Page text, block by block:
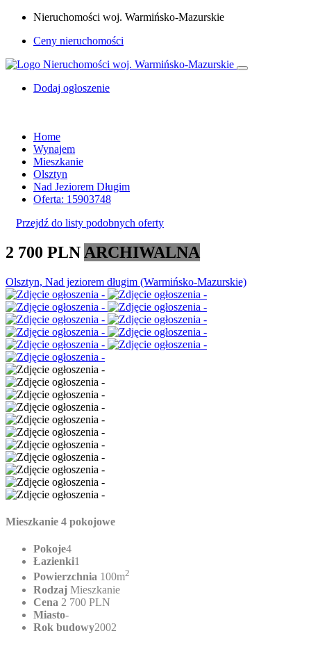
Nieruchomości woj. Warmińsko-Mazurskie
Ceny nieruchomości
Dodaj ogłoszenie
Home
Wynajem
Mieszkanie
Olsztyn
Nad Jeziorem Długim
Oferta: 15903748
Przejdź do listy podobnych oferty
2 700 PLN ARCHIWALNA
Olsztyn, Nad jeziorem długim (Warmińsko-Mazurskie)
Mieszkanie 4 pokojowe
Pokoje4
Łazienki1
Powierzchnia 100m2
Rodzaj Mieszkanie
Cena 2 700 PLN
Miasto-
Rok budowy2002